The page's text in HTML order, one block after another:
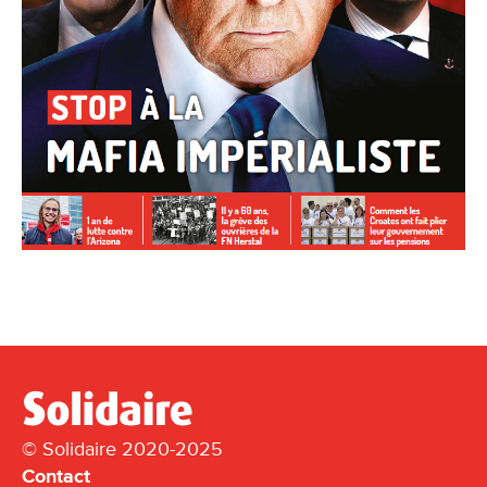
© Solidaire 2020-2025
Contact